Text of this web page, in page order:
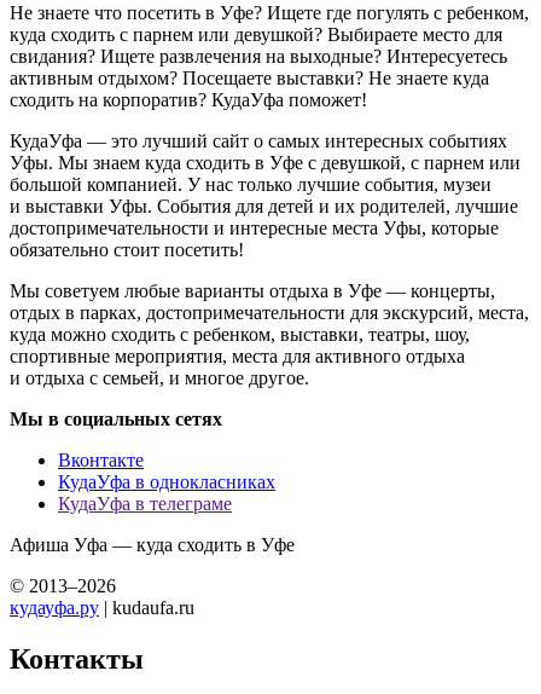
Не знаете что посетить в Уфе? Ищете где погулять с ребенком,
куда сходить с парнем или девушкой? Выбираете место для
свидания? Ищете развлечения на выходные? Интересуетесь
активным отдыхом? Посещаете выставки? Не знаете куда
сходить на корпоратив? КудаУфа поможет!
КудаУфа — это лучший сайт о самых интересных событиях
Уфы. Мы знаем куда сходить в Уфе с девушкой, с парнем или
большой компанией. У нас только лучшие события, музеи
и выставки Уфы. События для детей и их родителей, лучшие
достопримечательности и интересные места Уфы, которые
обязательно стоит посетить!
Мы советуем любые варианты отдыха в Уфе — концерты,
отдых в парках, достопримечательности для экскурсий, места,
куда можно сходить с ребенком, выставки, театры, шоу,
спортивные мероприятия, места для активного отдыха
и отдыха с семьей, и многое другое.
Мы в социальных сетях
Вконтакте
КудаУфа в однокласниках
КудаУфа в телеграме
Афиша Уфа — куда сходить в Уфе
© 2013–2026
кудауфа.ру | kudaufa.ru
Контакты